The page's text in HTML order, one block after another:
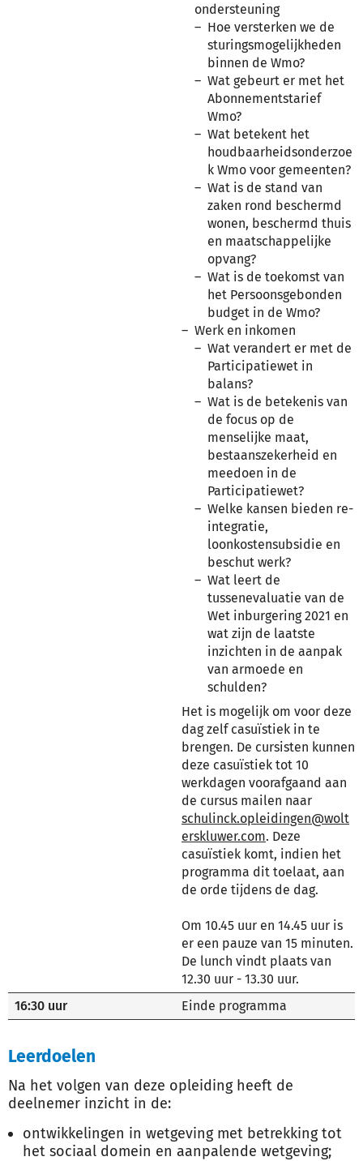
ondersteuning
Hoe versterken we de
sturingsmogelijkheden
binnen de Wmo?
Wat gebeurt er met het
Abonnementstarief
Wmo?
Wat betekent het
houdbaarheidsonderzoe
k Wmo voor gemeenten?
Wat is de stand van
zaken rond beschermd
wonen, beschermd thuis
en maatschappelijke
opvang?
Wat is de toekomst van
het Persoonsgebonden
budget in de Wmo?
Werk en inkomen
Wat verandert er met de
Participatiewet in
balans?
Wat is de betekenis van
de focus op de
menselijke maat,
bestaanszekerheid en
meedoen in de
Participatiewet?
Welke kansen bieden re-
integratie,
loonkostensubsidie en
beschut werk?
Wat leert de
tussenevaluatie van de
Wet inburgering 2021 en
wat zijn de laatste
inzichten in de aanpak
van armoede en
schulden?
Het is mogelijk om voor deze
dag zelf casuïstiek in te
brengen. De cursisten kunnen
deze casuïstiek tot 10
werkdagen voorafgaand aan
de cursus mailen naar
schulinck.opleidingen@wolt
erskluwer.com. Deze
casuïstiek komt, indien het
programma dit toelaat, aan
de orde tijdens de dag.
Om 10.45 uur en 14.45 uur is
er een pauze van 15 minuten.
De lunch vindt plaats van
12.30 uur - 13.30 uur.
16:30 uur
Einde programma
Leerdoelen
Na het volgen van deze opleiding heeft de
deelnemer inzicht in de:
ontwikkelingen in wetgeving met betrekking tot
het sociaal domein en aanpalende wetgeving;